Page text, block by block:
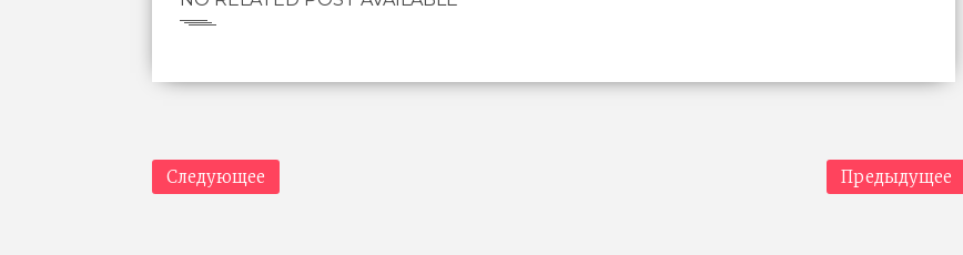
Следующее Предыдущее